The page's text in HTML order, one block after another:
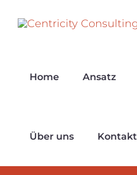
Inhalt
Home Ansatz
Über uns Kontakt